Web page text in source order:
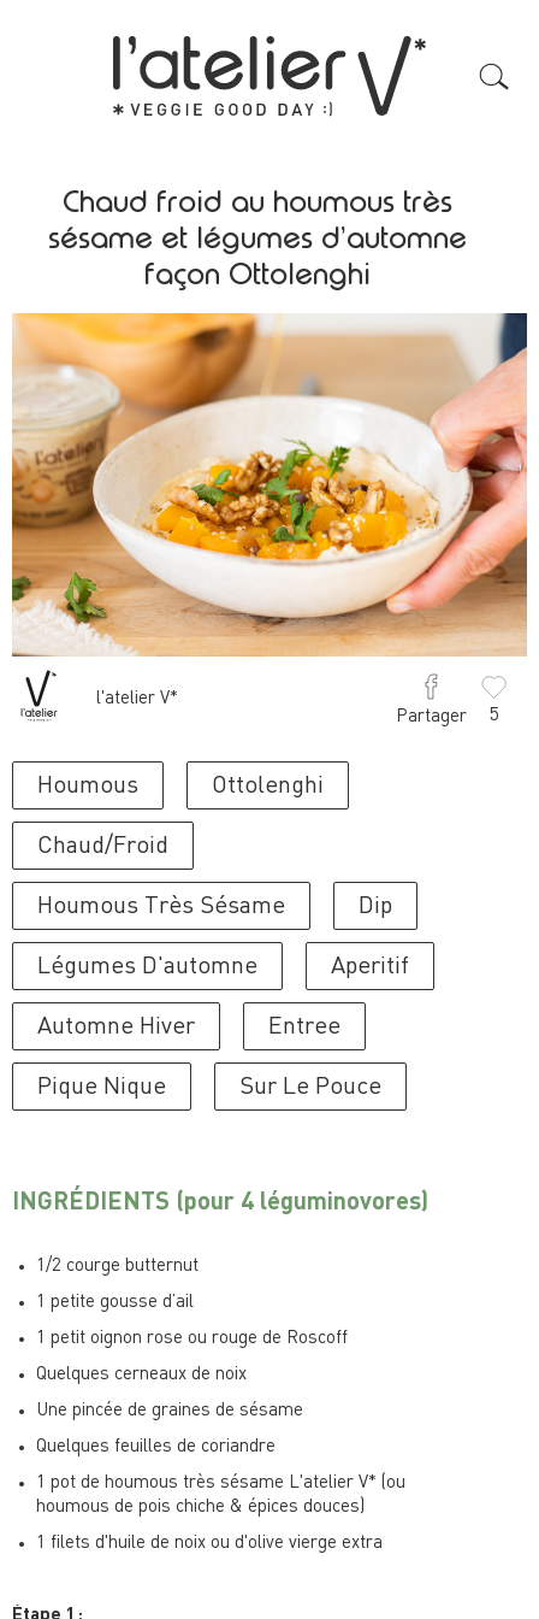
Chaud froid au houmous très
sésame et légumes d’automne
façon Ottolenghi
l'atelier V*
Partager
5
Houmous Ottolenghi
Chaud/froid
Houmous Très Sésame Dip
Légumes D'automne Aperitif
Automne Hiver Entree
Pique Nique Sur Le Pouce
INGRÉDIENTS (pour 4 léguminovores)
1/2 courge butternut
1 petite gousse d’ail
1 petit oignon rose ou rouge de Roscoff
Quelques cerneaux de noix
Une pincée de graines de sésame
Quelques feuilles de coriandre
1 pot de houmous très sésame L'atelier V* (ou
houmous de pois chiche & épices douces)
1 filets d'huile de noix ou d'olive vierge extra